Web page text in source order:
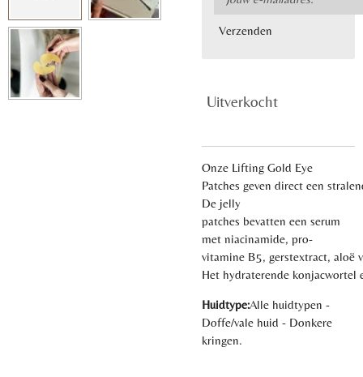
Verzenden
Uitverkocht
Onze Lifting Gold Eye
Patches geven direct een
De jelly
patches bevatten een serum
met niacinamide, pro-
vitamine B5, gerstextract, aloë
Het hydraterende konjacwortel
Huidtype:Alle huidtypen -
Doffe/vale huid - Donkere
kringen.